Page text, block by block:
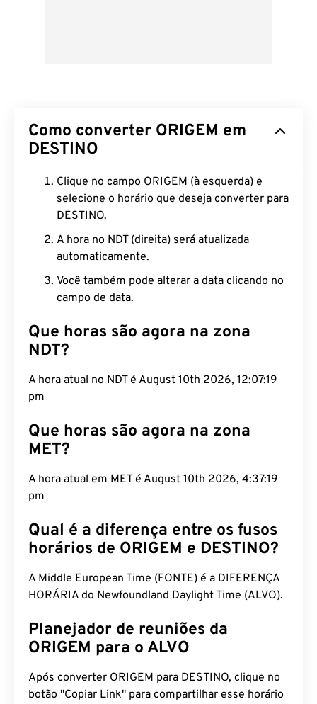
Como converter ORIGEM em
DESTINO
Clique no campo ORIGEM (à esquerda) e
selecione o horário que deseja converter para
DESTINO.
A hora no NDT (direita) será atualizada
automaticamente.
Você também pode alterar a data clicando no
campo de data.
Que horas são agora na zona
NDT?
A hora atual no NDT é August 10th 2026, 12:07:20
pm
Que horas são agora na zona
MET?
A hora atual em MET é August 10th 2026, 4:37:20
pm
Qual é a diferença entre os fusos
horários de ORIGEM e DESTINO?
A Middle European Time (FONTE) é a DIFERENÇA
HORÁRIA do Newfoundland Daylight Time (ALVO).
Planejador de reuniões da
ORIGEM para o ALVO
Após converter ORIGEM para DESTINO, clique no
botão "Copiar Link" para compartilhar esse horário